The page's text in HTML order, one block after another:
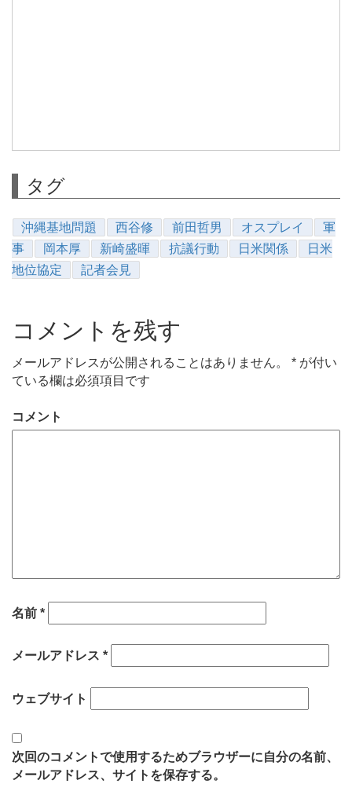
タグ
沖縄基地問題 西谷修 前田哲男 オスプレイ
軍
事
岡本厚 新崎盛暉 抗議行動 日米関係
日米
地位協定
記者会見
コメントを残す
メールアドレスが公開されることはありません。 * が付い
ている欄は必須項目です
コメント
名前 *
メールアドレス *
ウェブサイト
次回のコメントで使用するためブラウザーに自分の名前、
メールアドレス、サイトを保存する。